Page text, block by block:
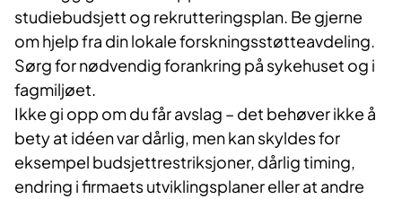
studiebudsjett og rekrutteringsplan. Be gjerne
om hjelp fra din lokale forskningsstøtteavdeling.
Sørg for nødvendig forankring på sykehuset og i
fagmiljøet.
Ikke gi opp om du får avslag – det behøver ikke å
bety at idéen var dårlig, men kan skyldes for
eksempel budsjettrestriksjoner, dårlig timing,
endring i firmaets utviklingsplaner eller at andre